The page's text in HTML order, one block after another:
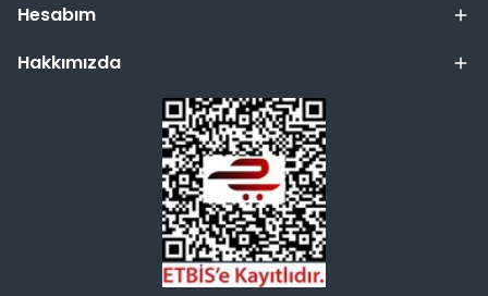
Hesabım
Hakkımızda